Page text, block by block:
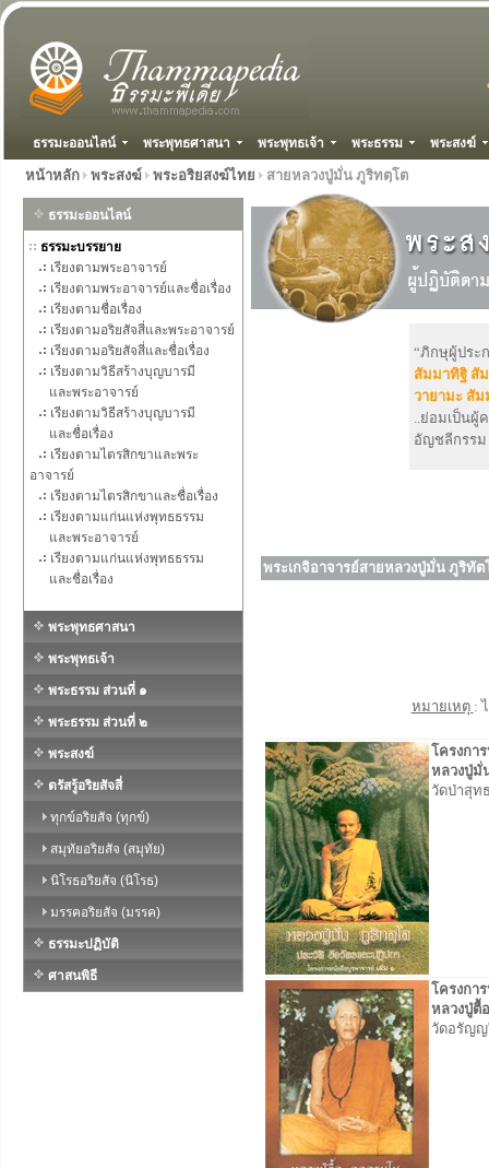
ธรรมะออนไลน์ พระพุทธศาสนา พระพุทธเจ้า พระธรรม พระสงฆ์
หน้าหลัก พระสงฆ์ พระอริยสงฆ์ไทย สายหลวงปู่มั่น ภูริทตฺโต
ธรรมะออนไลน์
ธรรมะบรรยาย
เรียงตามพระอาจารย์
เรียงตามพระอาจารย์และชื่อเรื่อง
เรียงตามชื่อเรื่อง
เรียงตามอริยสัจสี่และพระอาจารย์
เรียงตามอริยสัจสี่และชื่อเรื่อง
เรียงตามวิธีสร้างบุญบารมี
และพระอาจารย์
เรียงตามวิธีสร้างบุญบารมี
และชื่อเรื่อง
เรียงตามไตรสิกขาและพระ
อาจารย์
เรียงตามไตรสิกขาและชื่อเรื่อง
เรียงตามแก่นแห่งพุทธธรรม
และพระอาจารย์
เรียงตามแก่นแห่งพุทธธรรม
และชื่อเรื่อง
พระพุทธศาสนา
พระพุทธเจ้า
พระธรรม ส่วนที่ ๑
พระธรรม ส่วนที่ ๒
พระสงฆ์
ตรัสรู้อริยสัจสี่
ทุกข์อริยสัจ (ทุกข์)
สมุทัยอริยสัจ (สมุทัย)
นิโรธอริยสัจ (นิโรธ)
มรรคอริยสัจ (มรรค)
ธรรมะปฏิบัติ
ศาสนพิธี
“ภิกษุผู้ประ
สัมมาทิฐิ สั
วายามะ สัม
..ย่อมเป็นผู้
อัญชลีกรรม
พระเกจิอาจารย์สายหลวงปู่มั่น ภูริทัต
หมายเหตุ :
โครงกา
หลวงปู่มั่
วัดป่าสุท
โครงกา
หลวงปู่ตื้
วัดอรัญญ